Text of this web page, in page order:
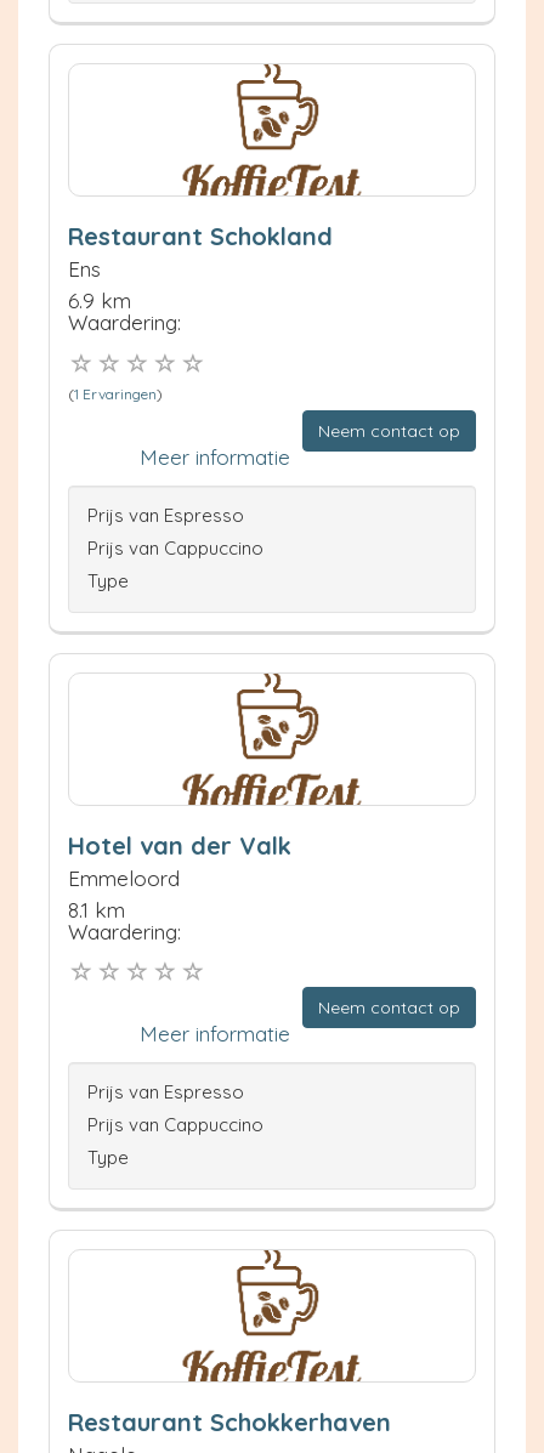
Restaurant Schokland
Ens
6.9 km
Waardering:
(1 Ervaringen)
Neem contact op
Meer informatie
Prijs van Espresso
Prijs van Cappuccino
Type
Hotel van der Valk
Emmeloord
8.1 km
Waardering:
Neem contact op
Meer informatie
Prijs van Espresso
Prijs van Cappuccino
Type
Restaurant Schokkerhaven